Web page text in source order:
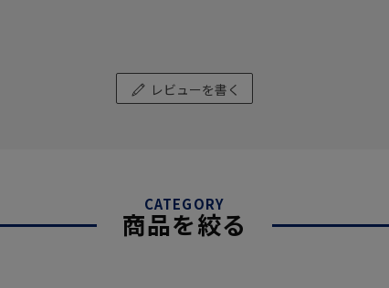
レビューを書く
CATEGORY
商品を絞る